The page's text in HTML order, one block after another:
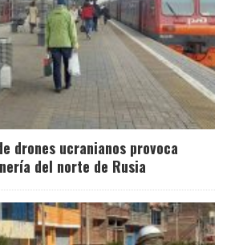
drones ucranianos provoca
del norte de Rusia